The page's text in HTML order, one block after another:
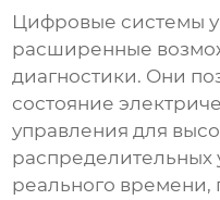
Цифровые системы
расширенные
диагностики. Они
состояние
управления для
распределительных
реального времени,